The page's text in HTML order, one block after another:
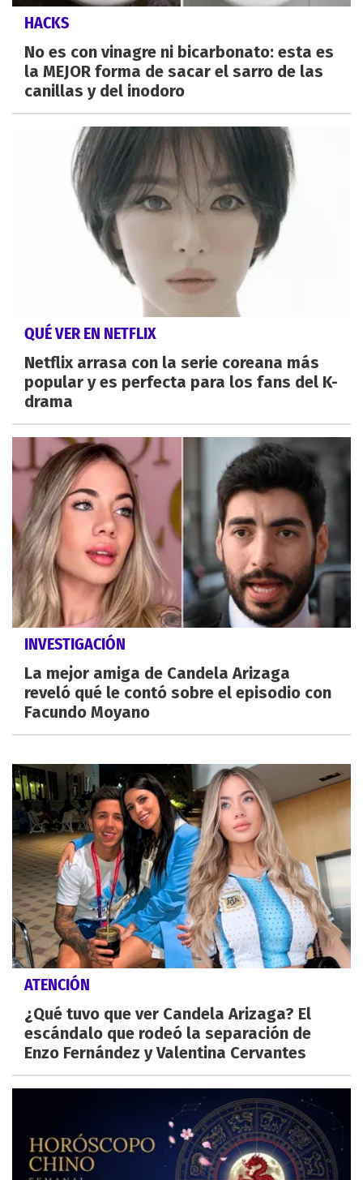
HACKS
No es con vinagre ni bicarbonato: esta es
la MEJOR forma de sacar el sarro de las
canillas y del inodoro
QUÉ VER EN NETFLIX
Netflix arrasa con la serie coreana más
popular y es perfecta para los fans del K-
drama
INVESTIGACIÓN
La mejor amiga de Candela Arizaga
reveló qué le contó sobre el episodio con
Facundo Moyano
ATENCIÓN
¿Qué tuvo que ver Candela Arizaga? El
escándalo que rodeó la separación de
Enzo Fernández y Valentina Cervantes